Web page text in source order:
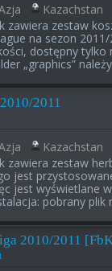
Kazachstan
zawiera zestaw
na sezon
dostępny tylko
„graphics”
2011
Kazachstan
zawiera zestaw
jest
jest wyświetlane
pobrany plik
2010/2011